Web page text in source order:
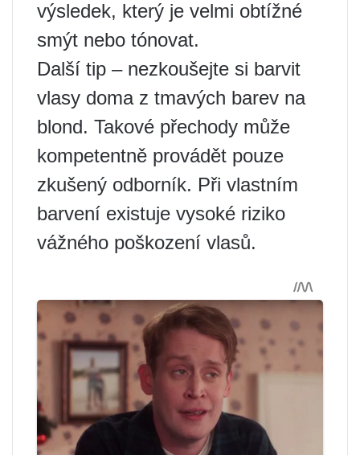
výsledek, který je velmi obtížné
smýt nebo tónovat.
Další tip – nezkoušejte si barvit
vlasy doma z tmavých barev na
blond. Takové přechody může
kompetentně provádět pouze
zkušený odborník. Při vlastním
barvení existuje vysoké riziko
vážného poškození vlasů.